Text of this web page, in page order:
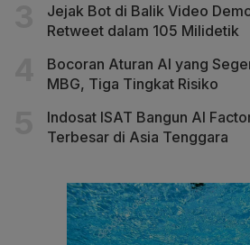
Jejak Bot di Balik Video
Retweet dalam 105 Milidetik
Bocoran Aturan AI yang
MBG, Tiga Tingkat Risiko
Indosat ISAT Bangun AI
Terbesar di Asia Tenggara